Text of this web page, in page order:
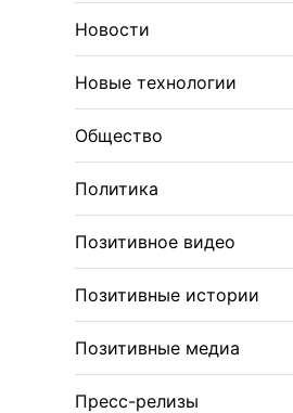
Новости
Новые технологии
Общество
Политика
Позитивное видео
Позитивные истории
Позитивные медиа
Пресс-релизы